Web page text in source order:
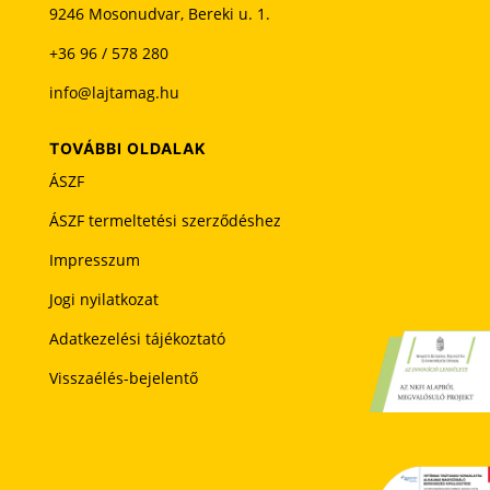
g
n
9246 Mosonudvar, Bereki u. 1.
+36 96 / 578 280
info@lajtamag.hu
TOVÁBBI OLDALAK
ÁSZF
ÁSZF termeltetési szerződéshez
Impresszum
Jogi nyilatkozat
Adatkezelési tájékoztató
Visszaélés-bejelentő